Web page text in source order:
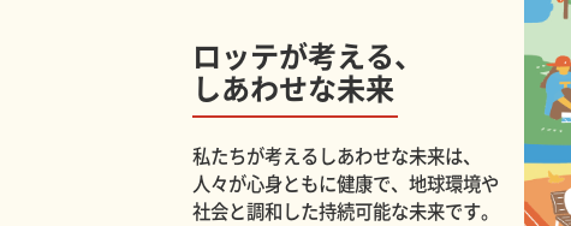
ロッテが考える、
しあわせな未来
私たちが考えるしあわせな未来は、
人々が心身ともに健康で、地球環境や
社会と調和した持続可能な未来です。